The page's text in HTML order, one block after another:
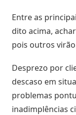
/
Futuro
Entre as
dito acima,
pois outros
Desprezo por
descaso em
problemas
inadimplências